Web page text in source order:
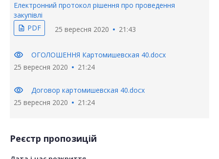
Електронний протокол рішення про проведення
закупівлі
description PDF 25 вересня 2020 21:43
visibility
ОГОЛОШЕННЯ Картомишевская 40.docx
25 вересня 2020
21:24
visibility
Договор картомишевская 40.docx
25 вересня 2020
21:24
Реєстр пропозицій